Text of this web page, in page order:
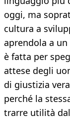
oggi, ma
cultura a
aprendola a
è fatta per
attese degli
di giustizia
perché la
trarre utilità